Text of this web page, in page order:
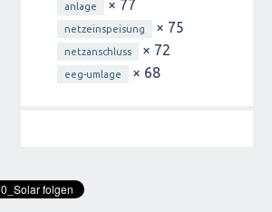
anlage × 77
netzeinspeisung × 75
netzanschluss × 72
eeg-umlage × 68